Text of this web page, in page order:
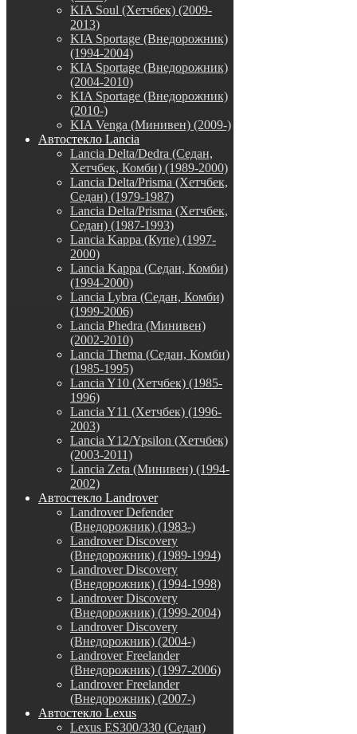
KIA Soul (Хетчбек) (2009-
2013)
KIA Sportage (Внедорожник)
(1994-2004)
KIA Sportage (Внедорожник)
(2004-2010)
KIA Sportage (Внедорожник)
(2010-)
KIA Venga (Минивен) (2009-)
Автостекло Lancia
Lancia Delta/Dedra (Седан,
Хетчбек, Комби) (1989-2000)
Lancia Delta/Prisma (Хетчбек,
Седан) (1979-1987)
Lancia Delta/Prisma (Хетчбек,
Седан) (1987-1993)
Lancia Kappa (Купе) (1997-
2000)
Lancia Kappa (Седан, Комби)
(1994-2000)
Lancia Lybra (Седан, Комби)
(1999-2006)
Lancia Phedra (Минивен)
(2002-2010)
Lancia Thema (Седан, Комби)
(1985-1995)
Lancia Y10 (Хетчбек) (1985-
1996)
Lancia Y11 (Хетчбек) (1996-
2003)
Lancia Y12/Ypsilon (Хетчбек)
(2003-2011)
Lancia Zeta (Минивен) (1994-
2002)
Автостекло Landrover
Landrover Defender
(Внедорожник) (1983-)
Landrover Discovery
(Внедорожник) (1989-1994)
Landrover Discovery
(Внедорожник) (1994-1998)
Landrover Discovery
(Внедорожник) (1999-2004)
Landrover Discovery
(Внедорожник) (2004-)
Landrover Freelander
(Внедорожник) (1997-2006)
Landrover Freelander
(Внедорожник) (2007-)
Автостекло Lexus
Lexus ES300/330 (Седан)